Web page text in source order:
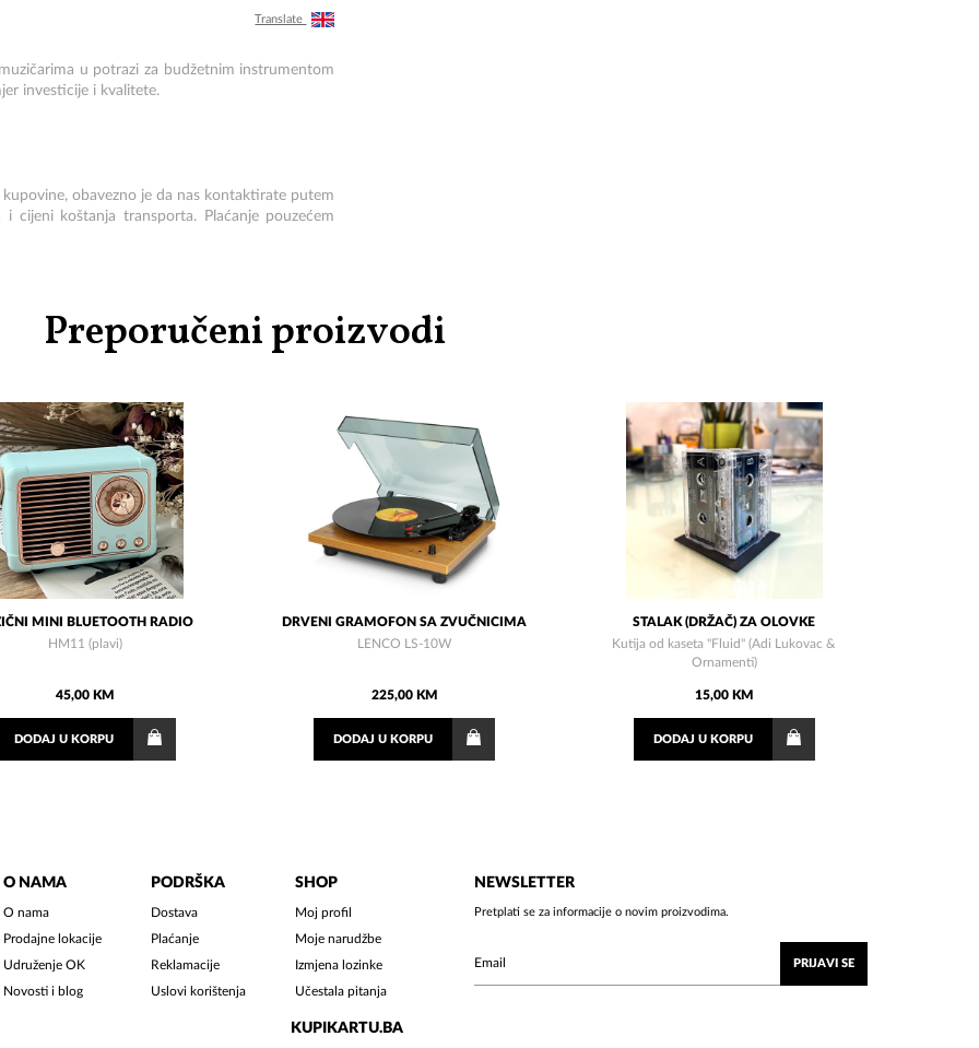
Translate
u potrazi za budžetnim instrumentom
investicije i kvalitete.
obavezno je da nas kontaktirate putem
koštanja transporta. Plaćanje pouzećem
Preporučeni proizvodi
MINI BLUETOOTH RADIO
HM11 (plavi)
45,00 KM
DODAJU KORPU
DRVENI GRAMOFON SA ZVUČNICIMA
LENCO LS-10W
225,00 KM
DODAJ U KORPU
STALAK (DRŽAČ) ZA OLOVKE
Kutija od kaseta "Fluid" (Adi Lukovac &
Ornamenti)
15,00 KM
DODAJU KORPU
O NAMA
O nama
Prodajne lokacije
Udruženje OK
Novosti i blog
PODRŠKA
Dostava
Plaćanje
Reklamacije
Uslovi korištenja
SHOP
Moj profil
Moje narudžbe
Izmjena lozinke
Učestala pitanja
KUPIKARTU.BA
NEWSLETTER
Pretplati se za informacije o novim proizvodima.
PRIJAVI SE